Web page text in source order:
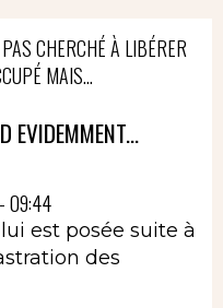
CHERCHÉ À LIBÉRER
MAIS...
EVIDEMMENT...
09:44
est posée suite à
des